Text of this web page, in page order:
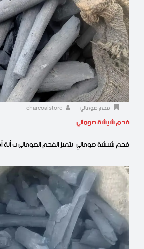
فحم صومالي
فحم شيشة صومالي
فحم شيشة صومالي يتميز الفحم الصومالى ب